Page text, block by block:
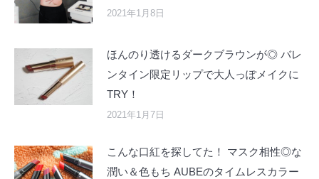
2021年1月8日
ほんのり透けるダークブラウンが◎ バレ
ンタイン限定リップで大人っぽメイクに
TRY！
2021年1月7日
こんな口紅を探してた！ マスク相性◎な
潤い＆色もち AUBEのタイムレスカラー